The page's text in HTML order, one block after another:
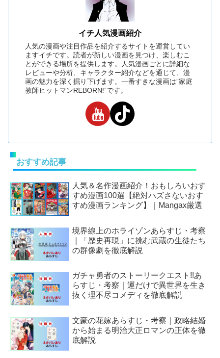
イチ人気漫画紹介
人気の漫画や注目作品を紹介するサイトを運営してい
ますイチです。読者が新しい漫画を見つけ、楽しむこ
とができる場所を提供します。人気漫画ごとに詳細な
レビューや分析、キャラクター紹介などを通じて、漫
画の魅力を深く掘り下げます。一番すきな漫画は”家庭
教師ヒットマンREBORN!”です。
おすすめ記事
人気＆名作漫画紹介！おもしろいおす
すめ漫画100選【絶対ハズさないおす
すめ漫画ランキング】｜Mangax厳選
境界線上のホライゾンあらすじ・考察
｜「歴史再現」に挑む武蔵の生徒たち
の群像劇を徹底解説
ガチャ勇者のストーリークエスト!!あ
らすじ・考察｜運だけで異世界を生き
抜く理不尽コメディを徹底解説
文豪の花嫁あらすじ・考察｜政略結婚
から始まる明治大正ロマンの正体を徹
底解説